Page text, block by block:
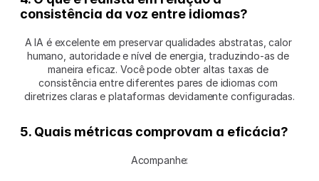
consistência da voz entre idiomas?
A IA é excelente em preservar qualidades abstratas, calor
humano, autoridade e nível de energia, traduzindo-as de
maneira eficaz. Você pode obter altas taxas de
consistência entre diferentes pares de idiomas com
diretrizes claras e plataformas devidamente configuradas.
5. Quais métricas comprovam a eficácia?
Acompanhe: